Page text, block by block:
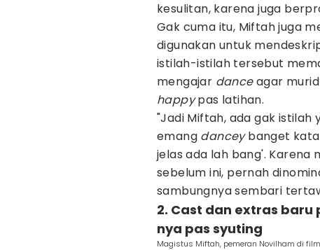
kesulitan, karena juga
Gak cuma itu, Miftah juga
digunakan untuk
istilah-istilah tersebut
mengajar danceagar
happypas latihan.
"Jadi Miftah, ada gak istilah
emang danceybanget
jelas ada lah bang'.
sebelum ini, pernah
sambungnya sembari
2. Cast dan extras
nya pas syuting
Magistus Miftah, pemeran Novilham di